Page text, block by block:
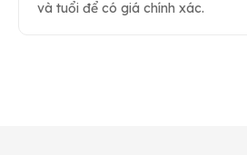
và tuổi để có giá chính xác.